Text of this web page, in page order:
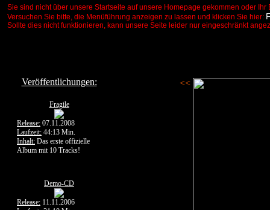
Sie sind nicht über unsere Startseite auf unsere Homepage gekommen oder
Versuchen Sie bitte, die Menüführung anzeigen zu lassen und klicken Sie hier:
Sollte dies nicht funktionieren, kann unsere Seite leider nur eingeschränkt
Veröffentlichungen:
Fragile
Release: 07.11.2008
Laufzeit: 44:13 Min.
Inhalt: Das erste offizielle
Album mit 10 Tracks!
Demo-CD
Release: 11.11.2006
<<